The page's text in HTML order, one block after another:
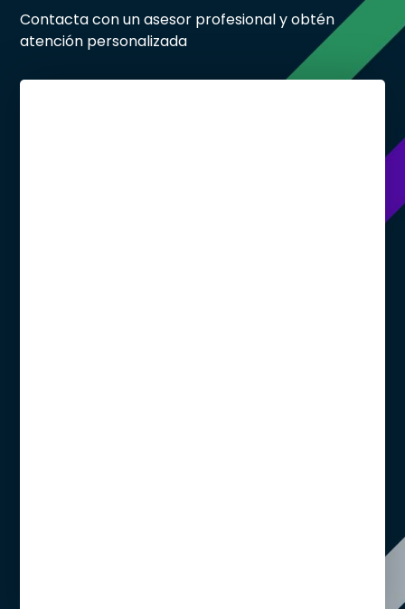
Contacta con un asesor profesional y obtén
atención personalizada